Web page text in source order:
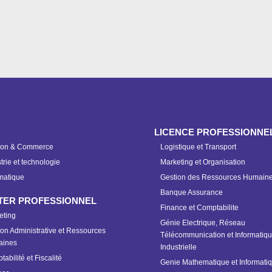
& Commerce
et technologie
PROFESSIONNEL
Administrative et Ressources
et Fiscalité
LICENCE
Logistique et Transport
Marketing et Organisation
Gestion des Ressources
Banque Assurance
Finance et Comptabilite
Génie Electrique, Réseau
Télécommunication et
Industrielle
Genie Mathematique et